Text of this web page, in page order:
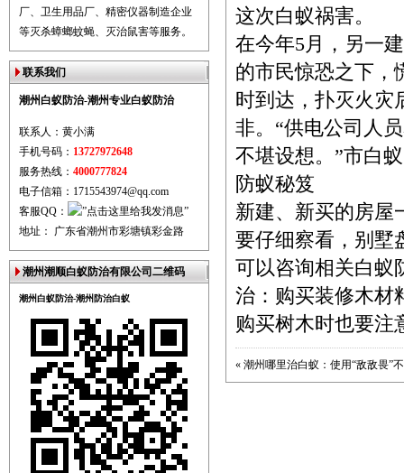
厂、卫生用品厂、精密仪器制造企业
等灭杀蟑螂蚊蝇、灭治鼠害等服务。
联系我们
潮州白蚁防治-潮州专业白蚁防治
联系人：黄小满
手机号码： 13727972648
服务热线： 4000777824
电子信箱：1715543974@qq.com
客服QQ：
地址： 广东省潮州市彩塘镇彩金路
潮州潮顺白蚁防治有限公司二维码
潮州白蚁防治-潮州防治白蚁
这次白蚁祸害。
在今年5月，另一
的市民惊恐之下，
时到达，扑灭火灾
非。“供电公司人
不堪设想。”市白
防蚁秘笈
新建、新买的房屋
要仔细察看，别墅
可以咨询相关白蚁
治：购买装修木材
购买树木时也要注
« 潮州哪里治白蚁：使用“敌敌畏”